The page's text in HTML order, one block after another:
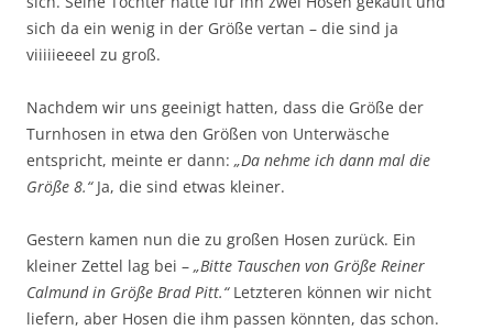
sich da ein wenig in der Größe vertan – die sind ja
viiiiieeeel zu groß.
Nachdem wir uns geeinigt hatten, dass die Größe der
Turnhosen in etwa den Größen von Unterwäsche
entspricht, meinte er dann: „Da nehme ich dann mal die
Größe 8.“Ja, die sind etwas kleiner.
Gestern kamen nun die zu großen Hosen zurück. Ein
kleiner Zettel lag bei – „Bitte Tauschen von Größe Reiner
Calmund in Größe Brad Pitt.“Letzteren können wir nicht
liefern, aber Hosen die ihm passen könnten, das schon.